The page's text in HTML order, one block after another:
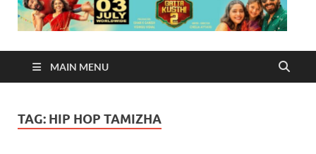
MAIN MENU
TAG: HIP HOP TAMIZHA